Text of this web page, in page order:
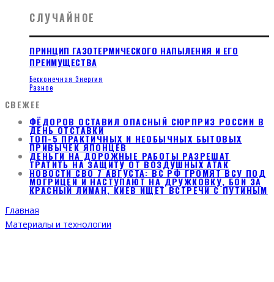
СЛУЧАЙНОЕ
ПРИНЦИП ГАЗОТЕРМИЧЕСКОГО НАПЫЛЕНИЯ И ЕГО
ПРЕИМУЩЕСТВА
Бесконечная Энергия
Разное
СВЕЖЕЕ
ФЁДОРОВ ОСТАВИЛ ОПАСНЫЙ СЮРПРИЗ РОССИИ В
ДЕНЬ ОТСТАВКИ
ТОП-5 ПРАКТИЧНЫХ И НЕОБЫЧНЫХ БЫТОВЫХ
ПРИВЫЧЕК ЯПОНЦЕВ
ДЕНЬГИ НА ДОРОЖНЫЕ РАБОТЫ РАЗРЕШАТ
ТРАТИТЬ НА ЗАЩИТУ ОТ ВОЗДУШНЫХ АТАК
НОВОСТИ СВО 7 АВГУСТА: ВС РФ ГРОМЯТ ВСУ ПОД
МОГРИЦЕЙ И НАСТУПАЮТ НА ДРУЖКОВКУ, БОИ ЗА
КРАСНЫЙ ЛИМАН, КИЕВ ИЩЕТ ВСТРЕЧИ С ПУТИНЫМ
Главная
Материалы и технологии